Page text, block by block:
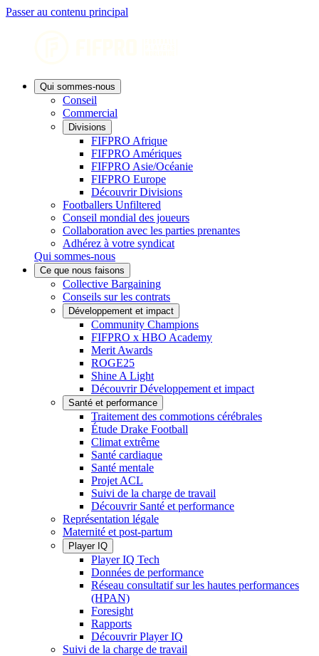
Passer au contenu principal
Qui sommes-nous
Conseil
Commercial
Divisions
FIFPRO Afrique
FIFPRO Amériques
FIFPRO Asie/Océanie
FIFPRO Europe
Découvrir Divisions
Footballers Unfiltered
Conseil mondial des joueurs
Collaboration avec les parties prenantes
Adhérez à votre syndicat
Qui sommes-nous
Ce que nous faisons
Collective Bargaining
Conseils sur les contrats
Développement et impact
Community Champions
FIFPRO x HBO Academy
Merit Awards
ROGE25
Shine A Light
Découvrir Développement et impact
Santé et performance
Traitement des commotions cérébrales
Étude Drake Football
Climat extrême
Santé cardiaque
Santé mentale
Projet ACL
Suivi de la charge de travail
Découvrir Santé et performance
Représentation légale
Maternité et post-partum
Player IQ
Player IQ Tech
Données de performance
Réseau consultatif sur les hautes performances
(HPAN)
Foresight
Rapports
Découvrir Player IQ
Suivi de la charge de travail